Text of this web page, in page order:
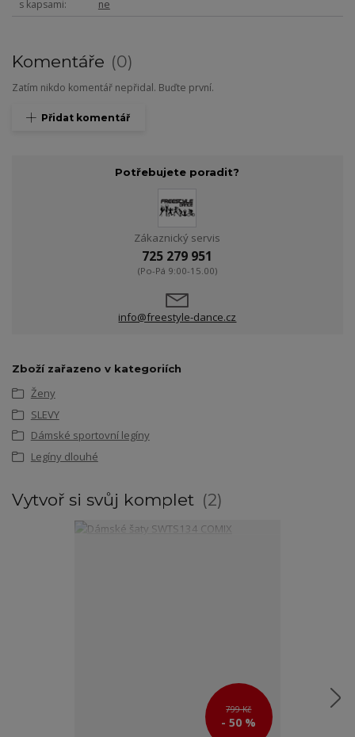
s kapsami ne
Komentáře 0
Zatím nikdo komentář nepřidal. Buďte první.
Přidat komentář
Potřebujete poradit?
Zákaznický servis
725 279 951
(Po-Pá 9:00-15.00)
info@freestyle-dance.cz
Zboží zařazeno v kategoriích
Ženy
SLEVY
Dámské sportovní legíny
Legíny dlouhé
Vytvoř si svůj komplet 2
799 Kč
- 50 %